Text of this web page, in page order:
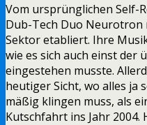
Vom ursprünglichen Self-
Dub-Tech Duo
Sektor etabliert. Ihre
wie es sich auch einst der
eingestehen musste.
heutiger Sicht, wo alles ja
mäßig klingen muss, als
Kutschfahrt ins Jahr 2004.